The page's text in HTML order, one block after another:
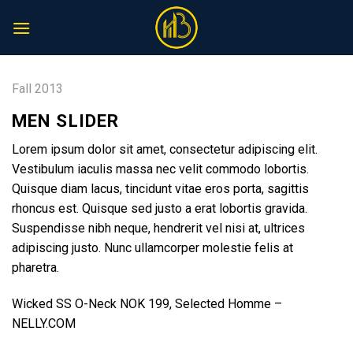
Fall 2013
MEN SLIDER
Lorem ipsum dolor sit amet, consectetur adipiscing elit.
Vestibulum iaculis massa nec velit commodo lobortis.
Quisque diam lacus, tincidunt vitae eros porta, sagittis
rhoncus est. Quisque sed justo a erat lobortis gravida.
Suspendisse nibh neque, hendrerit vel nisi at, ultrices
adipiscing justo. Nunc ullamcorper molestie felis at
pharetra.
Wicked SS O-Neck NOK 199, Selected Homme –
NELLY.COM